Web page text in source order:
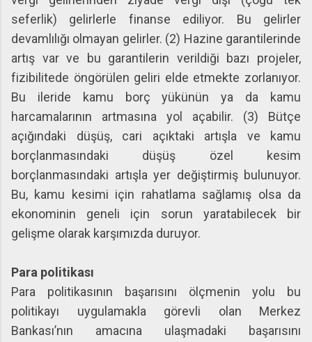
seferlik) gelirlerle finanse ediliyor. Bu gelirler
devamlılığı olmayan gelirler. (2) Hazine garantilerinde
artış var ve bu garantilerin verildiği bazı projeler,
fizibilitede öngörülen geliri elde etmekte zorlanıyor.
Bu ileride kamu borç yükünün ya da kamu
harcamalarının artmasına yol açabilir. (3) Bütçe
açığındaki düşüş, cari açıktaki artışla ve kamu
borçlanmasındaki düşüş özel kesim
borçlanmasındaki artışla yer değiştirmiş bulunuyor.
Bu, kamu kesimi için rahatlama sağlamış olsa da
ekonominin geneli için sorun yaratabilecek bir
gelişme olarak karşımızda duruyor.
Para politikası
Para politikasının başarısını ölçmenin yolu bu
politikayı uygulamakla görevli olan Merkez
Bankası’nın amacına ulaşmadaki başarısını